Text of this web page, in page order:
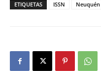
ETIQUETAS ISSN Neuquén